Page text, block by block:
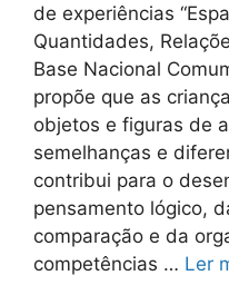
de experiências
Quantidades,
Base Nacional
propõe que as
objetos e figuras de
semelhanças e
contribui para o
pensamento lógico,
comparação e da
competências … Ler